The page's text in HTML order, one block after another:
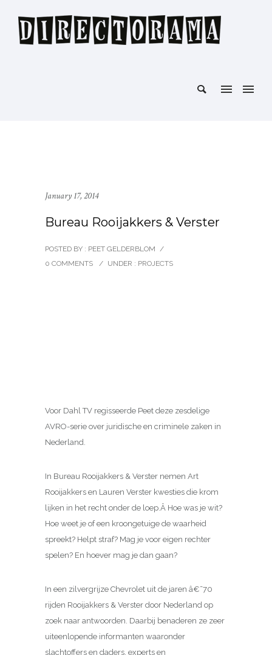
January 17, 2014
Bureau Rooijakkers & Verster
POSTED BY : PEET GELDERBLOM /
0 COMMENTS
/ UNDER : PROJECTS
Voor Dahl TV regisseerde Peet deze zesdelige
AVRO-serie over juridische en criminele zaken in
Nederland.
In Bureau Rooijakkers & Verster nemen Art
Rooijakkers en Lauren Verster kwesties die krom
lijken in het recht onder de loep.Â Hoe was je wit?
Hoe weet je of een kroongetuige de waarheid
spreekt? Helpt straf? Mag je voor eigen rechter
spelen? En hoever mag je dan gaan?
In een zilvergrijze Chevrolet uit de jaren â€˜70
rijden Rooijakkers & Verster door Nederland op
zoek naar antwoorden. Daarbij benaderen ze zeer
uiteenlopende informanten waaronder
slachtoffers en daders, experts en